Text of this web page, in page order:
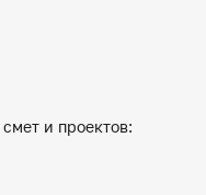
и проектов: